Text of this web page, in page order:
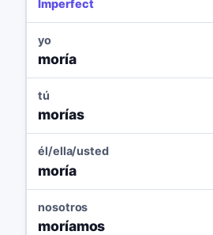
Imperfect
yo
moría
tú
morías
él/ella/usted
moría
nosotros
moríamos